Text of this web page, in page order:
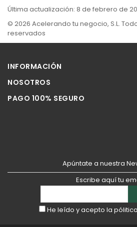
Última actualización: 8 de febrero de
© 2026 Acelerando tu negocio, S.L.
reservados
INFORMACIÓN
NOSOTROS
PAGO 100% SEGURO
Apúntate a nuestra
Escribe aquí tu
He leído y acepto la